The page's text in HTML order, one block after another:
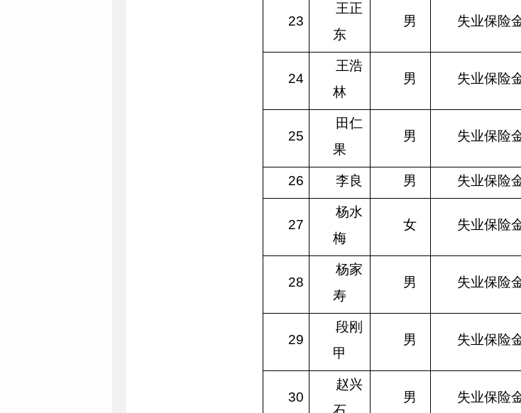
23
王正
东
男 失业保险
24
王浩
林
男 失业保险
25
田仁
果
男 失业保险
26 李良 男 失业保险
27
杨水
梅
女 失业保险
28
杨家
寿
男 失业保险
29
段刚
甲
男 失业保险
30
赵兴
男 失业保险